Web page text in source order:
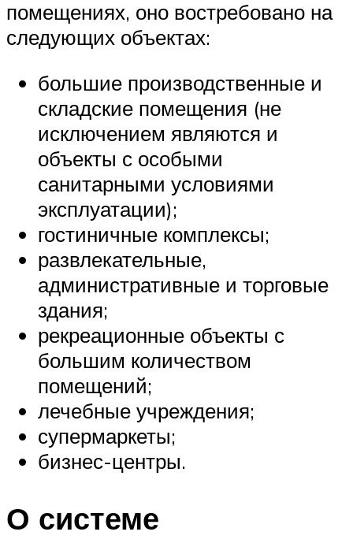
помещениях, оно востребовано на
следующих объектах:
большие производственные и
складские помещения (не
исключением являются и
объекты с особыми
санитарными условиями
эксплуатации);
гостиничные комплексы;
развлекательные,
административные и торговые
здания;
рекреационные объекты с
большим количеством
помещений;
лечебные учреждения;
супермаркеты;
бизнес-центры.
О системе